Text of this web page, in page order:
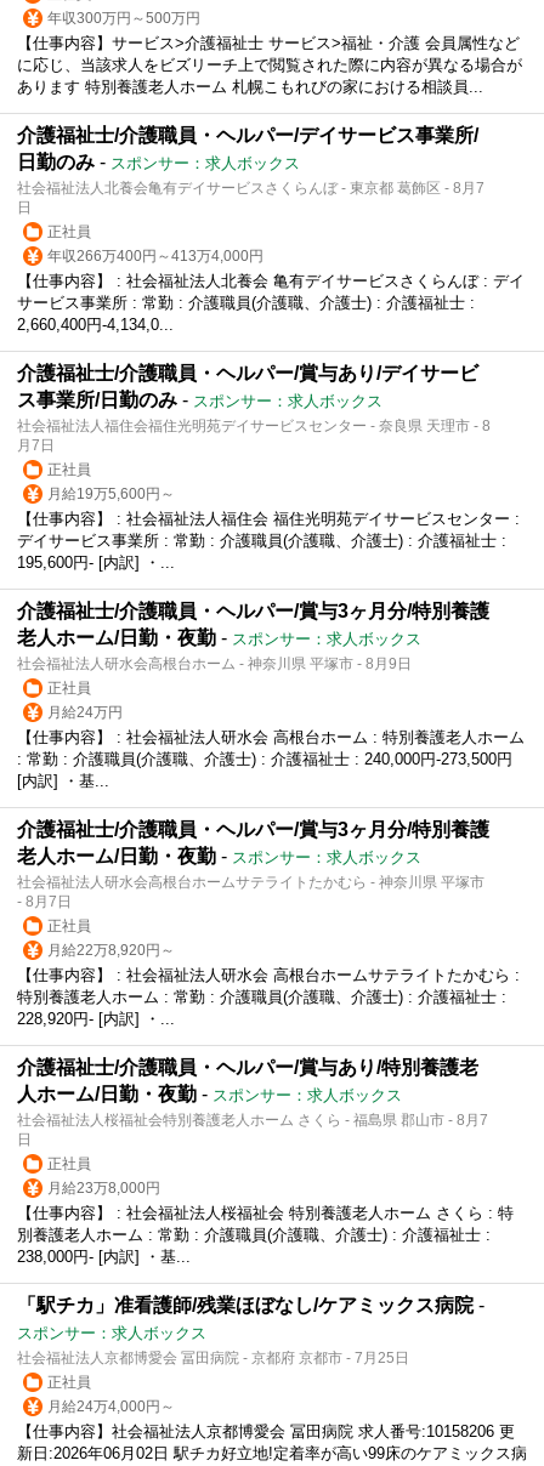
年収300万円～500万円
【仕事内容】サービス>介護福祉士 サービス>福祉・介護 会員属性など
に応じ、当該求人をビズリーチ上で閲覧された際に内容が異なる場合が
あります 特別養護老人ホーム 札幌こもれびの家における相談員...
介護福祉士/介護職員・ヘルパー/デイサービス事業所/
日勤のみ - スポンサー：求人ボックス
社会福祉法人北養会亀有デイサービスさくらんぼ - 東京都 葛飾区 - 8月7
日
正社員
年収266万400円～413万4,000円
【仕事内容】 : 社会福祉法人北養会 亀有デイサービスさくらんぼ : デイ
サービス事業所 : 常勤 : 介護職員(介護職、介護士) : 介護福祉士 :
2,660,400円-4,134,0...
介護福祉士/介護職員・ヘルパー/賞与あり/デイサービ
ス事業所/日勤のみ - スポンサー：求人ボックス
社会福祉法人福住会福住光明苑デイサービスセンター - 奈良県 天理市 - 8
月7日
正社員
月給19万5,600円～
【仕事内容】 : 社会福祉法人福住会 福住光明苑デイサービスセンター :
デイサービス事業所 : 常勤 : 介護職員(介護職、介護士) : 介護福祉士 :
195,600円- [内訳] ・...
介護福祉士/介護職員・ヘルパー/賞与3ヶ月分/特別養護
老人ホーム/日勤・夜勤 - スポンサー：求人ボックス
社会福祉法人研水会高根台ホーム - 神奈川県 平塚市 - 8月9日
正社員
月給24万円
【仕事内容】 : 社会福祉法人研水会 高根台ホーム : 特別養護老人ホーム
: 常勤 : 介護職員(介護職、介護士) : 介護福祉士 : 240,000円‐273,500円
[内訳] ・基...
介護福祉士/介護職員・ヘルパー/賞与3ヶ月分/特別養護
老人ホーム/日勤・夜勤 - スポンサー：求人ボックス
社会福祉法人研水会高根台ホームサテライトたかむら - 神奈川県 平塚市
- 8月7日
正社員
月給22万8,920円～
【仕事内容】 : 社会福祉法人研水会 高根台ホームサテライトたかむら :
特別養護老人ホーム : 常勤 : 介護職員(介護職、介護士) : 介護福祉士 :
228,920円- [内訳] ・...
介護福祉士/介護職員・ヘルパー/賞与あり/特別養護老
人ホーム/日勤・夜勤 - スポンサー：求人ボックス
社会福祉法人桜福祉会特別養護老人ホーム さくら - 福島県 郡山市 - 8月7
日
正社員
月給23万8,000円
【仕事内容】 : 社会福祉法人桜福祉会 特別養護老人ホーム さくら : 特
別養護老人ホーム : 常勤 : 介護職員(介護職、介護士) : 介護福祉士 :
238,000円‐ [内訳] ・基...
「駅チカ」准看護師/残業ほぼなし/ケアミックス病院-
スポンサー：求人ボックス
社会福祉法人京都博愛会 冨田病院 - 京都府 京都市 - 7月25日
正社員
月給24万4,000円～
【仕事内容】社会福祉法人京都博愛会 冨田病院 求人番号:10158206 更
新日:2026年06月02日 駅チカ好立地!定着率が高い99床のケアミックス病